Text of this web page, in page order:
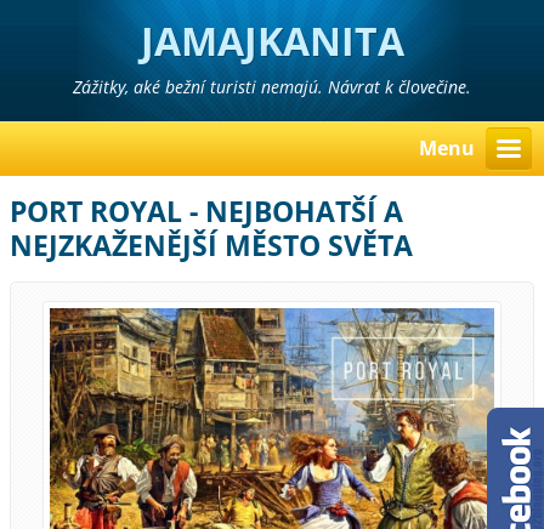
JAMAJKANITA
Zážitky, aké bežní turisti nemajú. Návrat k človečine.
Menu
PORT ROYAL - NEJBOHATŠÍ A
NEJZKAŽENĚJŠÍ MĚSTO SVĚTA